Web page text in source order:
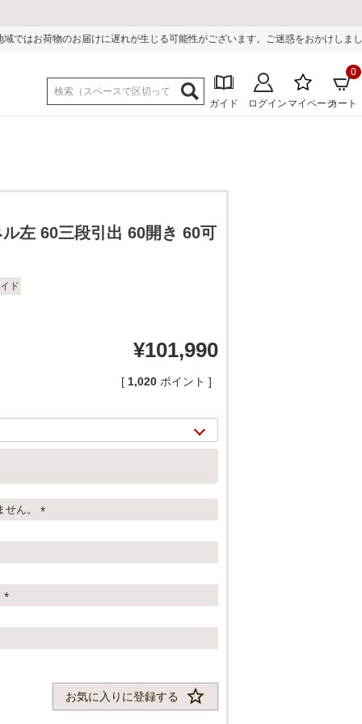
れが生じる可能性がございます。ご迷惑をおかけしまして誠に申し訳ございませ
ガイド ログイン マイページカート
0
2/20
左 60三段引出 60開き 60可
ド
¥101,990
[ 1,020 ポイント ]
せん。
必
必
お気に入りに登録する